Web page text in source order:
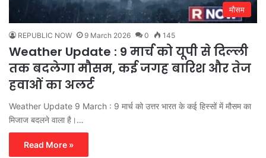
मौसम
REPUBLIC NOW 9 March 2026 0 145
Weather Update : 9 मार्च को यूपी से दिल्ली
तक बदलेगा मौसम, कई जगह बारिश और तेज
हवाओं का अलर्ट
Weather Update 9 March : 9 मार्च को उत्तर भारत के कई हिस्सों में मौसम का
मिजाज बदलने वाला है।…
Read More »